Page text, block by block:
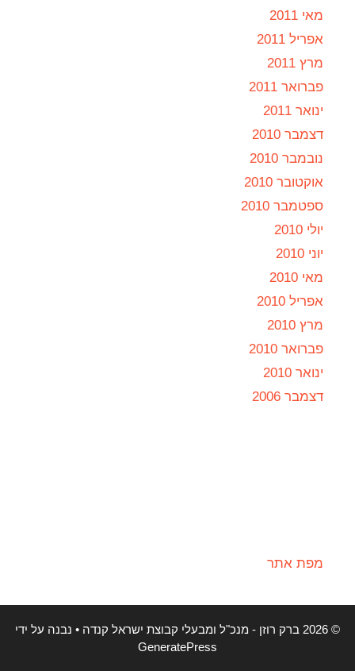
מאי 2011
אפריל 2011
מרץ 2011
פברואר 2011
ינואר 2011
דצמבר 2010
נובמבר 2010
אוקטובר 2010
ספטמבר 2010
יולי 2010
יוני 2010
מאי 2010
אפריל 2010
מרץ 2010
פברואר 2010
ינואר 2010
דצמבר 2006
מפת אתר
© 2026 ברק רוזן - מנכ"ל ומבעלי קבוצת ישראל קנדה
• נבנה על ידי
GeneratePress